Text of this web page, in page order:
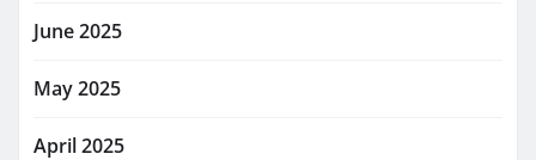
June 2025
May 2025
April 2025